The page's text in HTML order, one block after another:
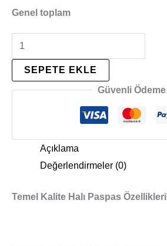
Genel toplam
SEPETE EKLE
Güvenli Ödeme
Açıklama
Değerlendirmeler (0)
Temel Kalite Halı Paspas Özellikleri